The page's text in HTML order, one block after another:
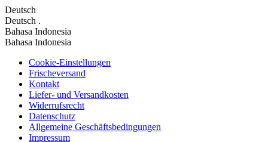
Deutsch
Deutsch .
Bahasa Indonesia
Bahasa Indonesia
Cookie-Einstellungen
Frischeversand
Kontakt
Liefer- und Versandkosten
Widerrufsrecht
Datenschutz
Allgemeine Geschäftsbedingungen
Impressum